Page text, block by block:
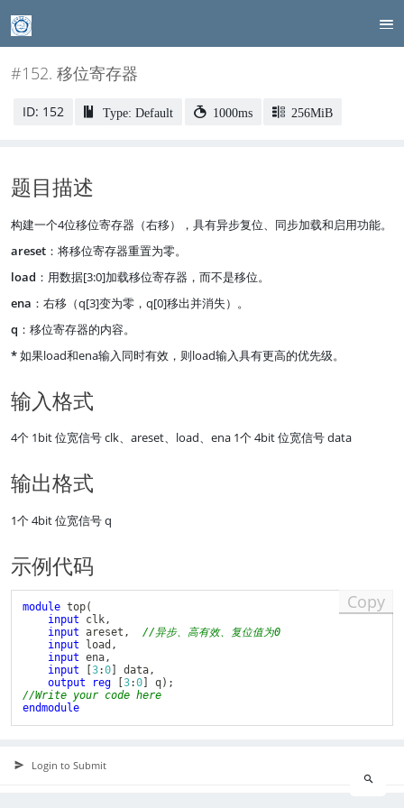
#152. 移位寄存器
ID: 152 Type: Default 1000ms 256MiB
题目描述
构建一个4位移位寄存器（右移），具有异步复位、同步加载和启用功能。
areset ：将移位寄存器重置为零。
load ：用数据[3:0]加载移位寄存器，而不是移位。
ena ：右移（q[3]变为零，q[0]移出并消失）。
q ：移位寄存器的内容。
*如果load和ena输入同时有效，则load输入具有更高的优先级。
输入格式
4个 1bit 位宽信号 clk、areset、load、ena 1个 4bit 位宽信号 data
输出格式
1个 4bit 位宽信号 q
示例代码
module top(
input clk,
input areset ,
//异步、高有效、复位值为0
input load ,
input ena,
input
3:0] data,
output
reg 3:0] q) ;
//Write your code here
endmodule
Copy
Login to Submit